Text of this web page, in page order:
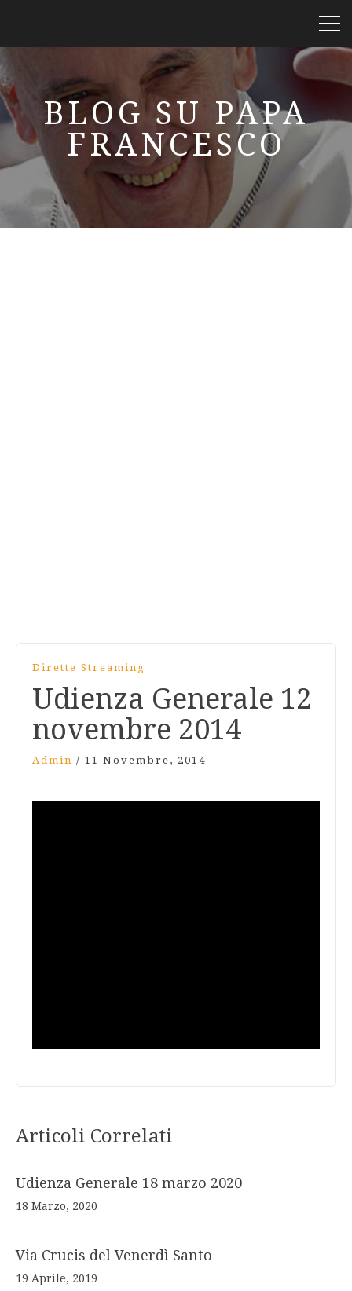
BLOG SU PAPA
FRANCESCO
Dirette Streaming
Udienza Generale 12
novembre 2014
Admin / 11 Novembre, 2014
Articoli Correlati
Udienza Generale 18 marzo 2020
18 Marzo, 2020
Via Crucis del Venerdì Santo
19 Aprile, 2019